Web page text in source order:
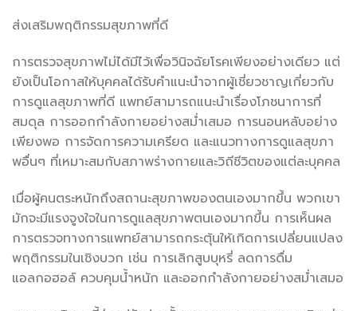
ส่งเสริมพฤติกรรมสุขภาพที่ดี
การตรวจสุขภาพไม่ได้มีไว้เพื่อวินิจฉัยโรคเพียงอย่างเดียว แต่
ยังเป็นโอกาสให้บุคคลได้รับคำแนะนำจากผู้เชี่ยวชาญเกี่ยวกับ
การดูแลสุขภาพที่ดี แพทย์สามารถแนะนำเรื่องโภชนาการที่
สมดุล การออกกำลังกายอย่างสม่ำเสมอ การนอนหลับอย่าง
เพียงพอ การจัดการความเครียด และแนวทางการดูแลสุขภา
พอื่นๆ ที่เหมาะสมกับสภาพร่างกายและวิถีชีวิตของแต่ละบุคคล
เมื่อผู้คนตระหนักถึงสถานะสุขภาพของตนเองมากขึ้น พวกเขา
มักจะมีแรงจูงใจในการดูแลสุขภาพตนเองมากขึ้น การเห็นผล
การตรวจทางการแพทย์สามารถกระตุ้นให้เกิดการเปลี่ยนแปลง
พฤติกรรมในเชิงบวก เช่น การเลิกสูบบุหรี่ ลดการดื่ม
แอลกอฮอล์ ควบคุมน้ำหนัก และออกกำลังกายอย่างสม่ำเสมอ